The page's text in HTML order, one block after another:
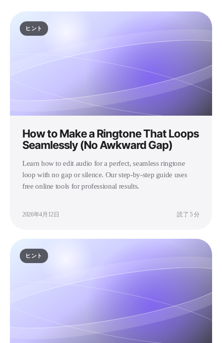
ヒント
How to Make a Ringtone That Loops
Seamlessly (No Awkward Gap)
Learn how to edit audio for a perfect, seamless ringtone
loop with no gap or silence. Our step-by-step guide uses
free online tools for professional results.
2026年4月12日 読了 5 分
ヒント